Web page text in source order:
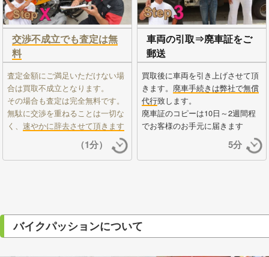
交渉不成立でも査定は無
料
査定金額にご満足いただけない場
合は買取不成立となります。
その場合も査定は完全無料です。
無駄に交渉を重ねることは一切な
く、 速やかに辞去させて頂きます
（1分）
車両の引取⇒廃車証をご
郵送
買取後に車両を引き上げさせて頂
きます。 廃車手続きは弊社で無償
代行致します。
廃車証のコピーは10日～2週間程
でお客様のお手元に届きます
5分
バイクパッションについて